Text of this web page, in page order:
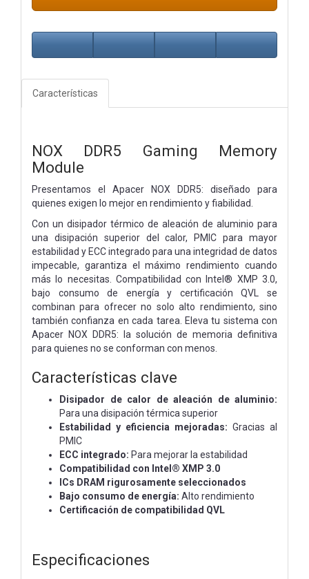
Características
NOX DDR5 Gaming Memory
Module
Presentamos el Apacer NOX DDR5: diseñado para
quienes exigen lo mejor en rendimiento y fiabilidad.
Con un disipador térmico de aleación de aluminio para
una disipación superior del calor, PMIC para mayor
estabilidad y ECC integrado para una integridad de datos
impecable, garantiza el máximo rendimiento cuando
más lo necesitas. Compatibilidad con Intel® XMP 3.0,
bajo consumo de energía y certificación QVL se
combinan para ofrecer no solo alto rendimiento, sino
también confianza en cada tarea. Eleva tu sistema con
Apacer NOX DDR5: la solución de memoria definitiva
para quienes no se conforman con menos.
Características clave
Disipador de calor de aleación de aluminio:
Para una disipación térmica superior
Estabilidad y eficiencia mejoradas: Gracias al
PMIC
ECC integrado: Para mejorar la estabilidad
Compatibilidad con Intel® XMP 3.0
ICs DRAM rigurosamente seleccionados
Bajo consumo de energía: Alto rendimiento
Certificación de compatibilidad QVL
Especificaciones